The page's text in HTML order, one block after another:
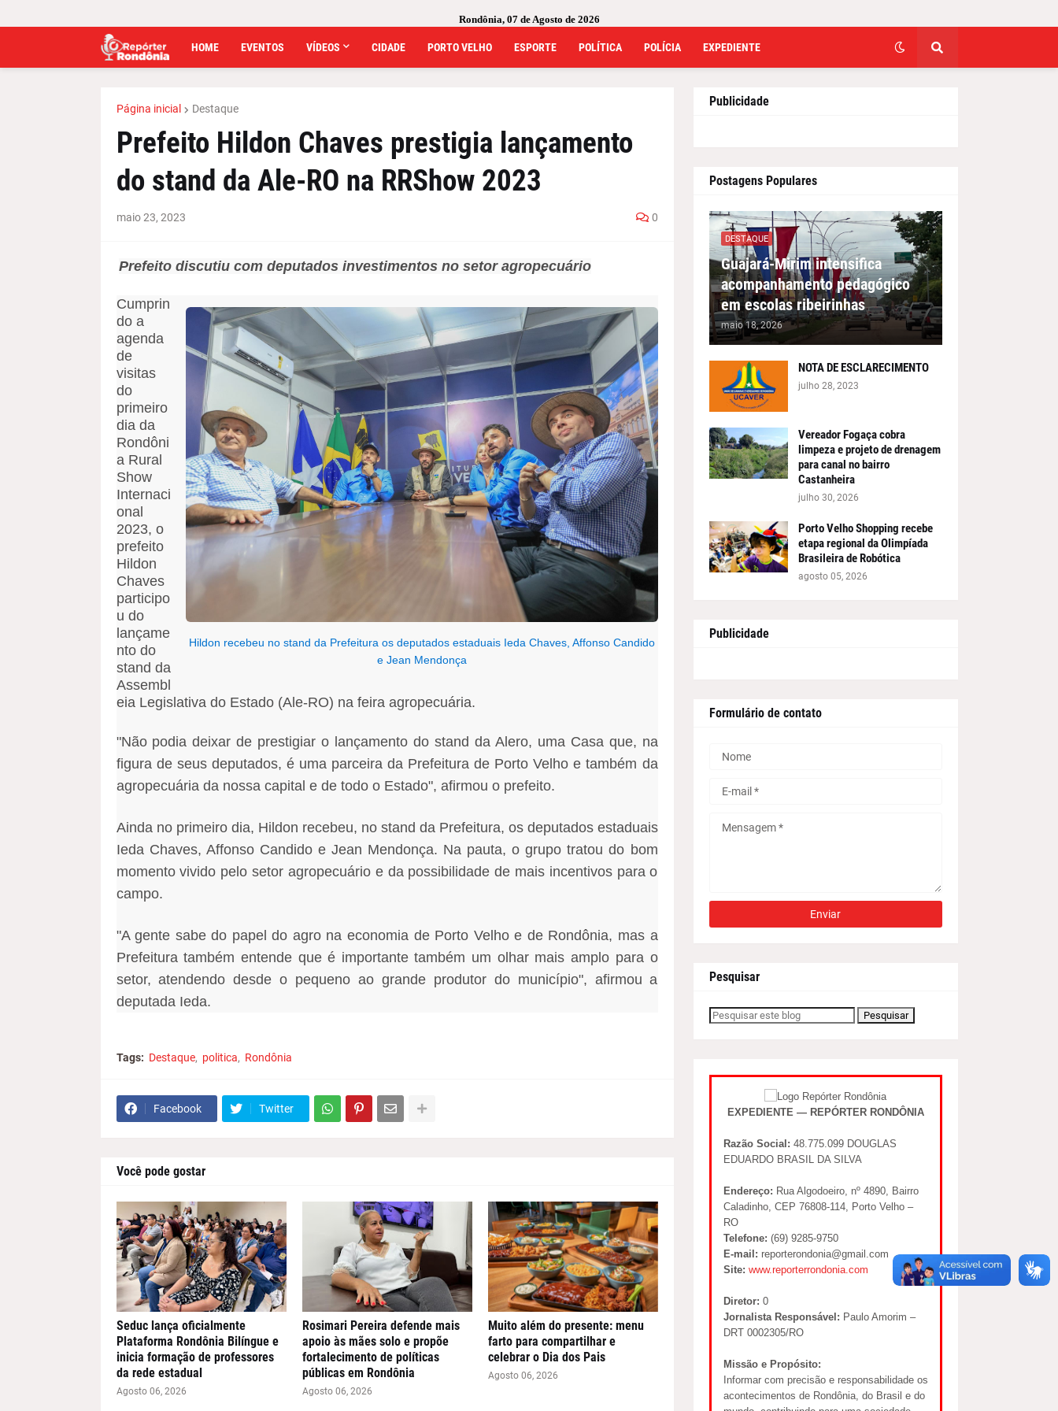
Rondônia, 07 de Agosto de 2026
HOME EVENTOS VÍDEOS CIDADE PORTO VELHO ESPORTE POLÍTICA POLÍCIA EXPEDIENTE
Página inicial Destaque
Prefeito Hildon Chaves prestigia lançamento
do stand da Ale-RO na RRShow 2023
maio 23, 2023 0
Prefeito discutiu com deputados investimentos no setor agropecuário
Hildon recebeu no stand da Prefeitura os deputados estaduais Ieda Chaves, Affonso Candido
e Jean Mendonça
Cumprin
do a
agenda
de
visitas
do
primeiro
dia da
Rondôni
a Rural
Show
Internaci
onal
2023, o
prefeito
Hildon
Chaves
participo
u do
lançame
nto do
stand da
Assembl
eia Legislativa do Estado (Ale-RO) na feira agropecuária.
"Não podia deixar de prestigiar o lançamento do stand da Alero, uma Casa que, na
figura de seus deputados, é uma parceira da Prefeitura de Porto Velho e também da
agropecuária da nossa capital e de todo o Estado", afirmou o prefeito.
Ainda no primeiro dia, Hildon recebeu, no stand da Prefeitura, os deputados estaduais
Ieda Chaves, Affonso Candido e Jean Mendonça. Na pauta, o grupo tratou do bom
momento vivido pelo setor agropecuário e da possibilidade de mais incentivos para o
campo.
"A gente sabe do papel do agro na economia de Porto Velho e de Rondônia, mas a
Prefeitura também entende que é importante também um olhar mais amplo para o
setor, atendendo desde o pequeno ao grande produtor do município", afirmou a
deputada Ieda.
Tags: Destaque politica Rondônia
Facebook Twitter
Você pode gostar
Seduc lança oficialmente
Plataforma Rondônia Bilíngue e
inicia formação de professores
da rede estadual
Agosto 06, 2026
Rosimari Pereira defende mais
apoio às mães solo e propõe
fortalecimento de políticas
públicas em Rondônia
Agosto 06, 2026
Muito além do presente: menu
farto para compartilhar e
celebrar o Dia dos Pais
Agosto 06, 2026
Publicidade
Postagens Populares
DESTAQUE
Guajará-Mirim intensifica
acompanhamento pedagógico
em escolas ribeirinhas
maio 18, 2026
NOTA DE ESCLARECIMENTO
julho 28, 2023
Vereador Fogaça cobra
limpeza e projeto de drenagem
para canal no bairro
Castanheira
julho 30, 2026
Porto Velho Shopping recebe
etapa regional da Olimpíada
Brasileira de Robótica
agosto 05, 2026
Publicidade
Formulário de contato
Pesquisar
EXPEDIENTE — REPÓRTER RONDÔNIA
Razão Social: 48.775.099 DOUGLAS
EDUARDO BRASIL DA SILVA
Endereço: Rua Algodoeiro, nº 4890, Bairro
Caladinho, CEP 76808-114, Porto Velho –
RO
Telefone: (69) 9285-9750
E-mail: reporterondonia@gmail.com
Site: www.reporterrondonia.com
Diretor: 0
Jornalista Responsável: Paulo Amorim –
DRT 0002305/RO
Missão e Propósito:
Informar com precisão e responsabilidade os
acontecimentos de Rondônia, do Brasil e do